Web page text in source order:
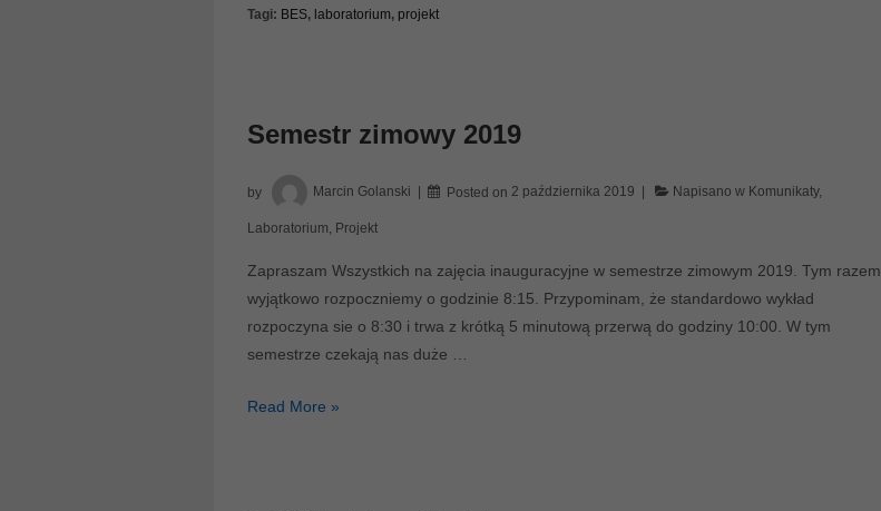
spotkaniu
Tagi: BES, laboratorium, projekt
Semestr zimowy 2019
by Marcin Golanski Posted on2 października 2019 Napisano w Komunikaty,
Laboratorium, Projekt
Zapraszam Wszystkich na zajęcia inauguracyjne w semestrze zimowym 2019. Tym razem
wyjątkowo rozpoczniemy o godzinie 8:15. Przypominam, że standardowo wykład
rozpoczyna sie o 8:30 i trwa z krótką 5 minutową przerwą do godziny 10:00. W tym
semestrze czekają nas duże …
Semestr
Read More »